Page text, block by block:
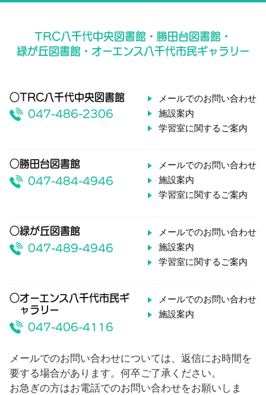
TRC八千代中央図書館・勝田台図書館・
緑が丘図書館・オーエンス八千代市民ギャラリー
○TRC八千代中央図書館
047-486-2306
メールでのお問い合わせ
施設案内
学習室に関するご案内
○勝田台図書館
047-484-4946
メールでのお問い合わせ
施設案内
学習室に関するご案内
○緑が丘図書館
047-489-4946
メールでのお問い合わせ
施設案内
学習室に関するご案内
○オーエンス八千代市民ギ
ャラリー
047-406-4116
メールでのお問い合わせ
施設案内
メールでのお問い合わせについては、返信にお時間を
要する場合があります。何卒ご了承ください。
お急ぎの方はお電話でのお問い合わせをお願いしま